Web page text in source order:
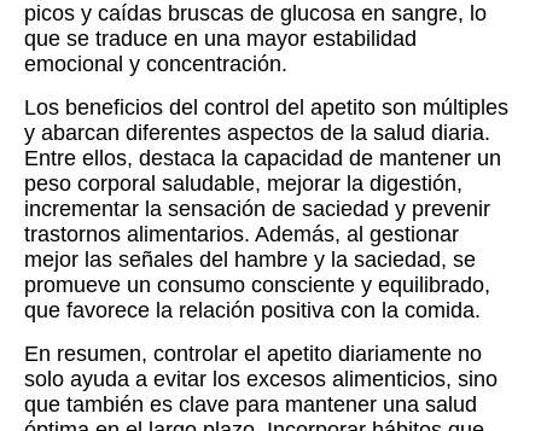
picos y caídas bruscas de glucosa en sangre, lo
que se traduce en una mayor estabilidad
emocional y concentración.
Los beneficios del control del apetito son múltiples
y abarcan diferentes aspectos de la salud diaria.
Entre ellos, destaca la capacidad de mantener un
peso corporal saludable, mejorar la digestión,
incrementar la sensación de saciedad y prevenir
trastornos alimentarios. Además, al gestionar
mejor las señales del hambre y la saciedad, se
promueve un consumo consciente y equilibrado,
que favorece la relación positiva con la comida.
En resumen, controlar el apetito diariamente no
solo ayuda a evitar los excesos alimenticios, sino
que también es clave para mantener una salud